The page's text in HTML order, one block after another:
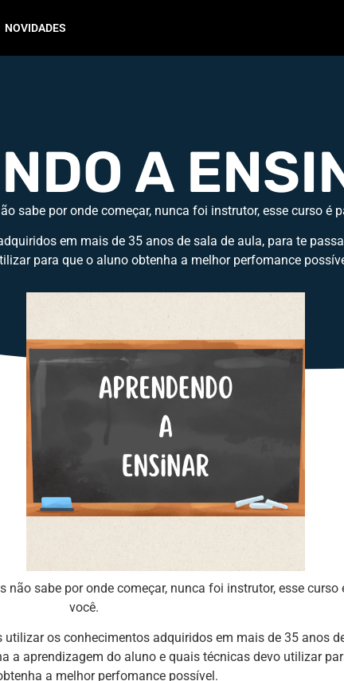
NOVIDADES
A
sabe por onde começar, nunca foi instrutor, esse curso é
em mais de 35 anos de sala de aula, para te
para que o aluno obtenha a melhor perfomance
não sabe por onde começar, nunca foi instrutor, esse curso
você.
utilizar os conhecimentos adquiridos em mais de 35 anos
a aprendizagem do aluno e quais técnicas devo utilizar
a melhor perfomance possível.